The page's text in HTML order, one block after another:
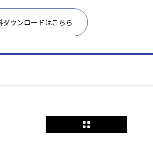
ダウンロードはこちら